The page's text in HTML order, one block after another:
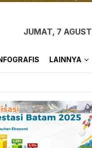
JUMAT, 7
LAINNYA